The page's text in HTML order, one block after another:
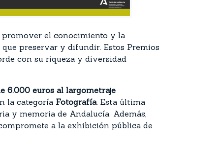
promover el conocimiento y la
preservar y difundir. Estos Premios
con su riqueza y diversidad
6.000 euros al largometraje
la categoría Fotografía. Esta última
y memoria de Andalucía. Además,
a la exhibición pública de